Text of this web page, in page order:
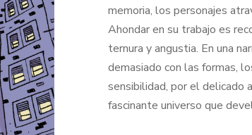
memoria, los personajes
Ahondar en su trabajo es
ternura y angustia. En una
demasiado con las formas,
sensibilidad, por el delicado
fascinante universo que